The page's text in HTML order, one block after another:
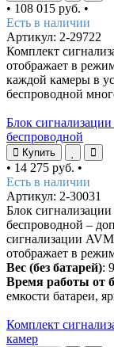
• 108 015 руб. •
Есть в наличии
Артикул: 2-29722
Комплект
отображает в
каждой камеры в
беспроводной
Блок
беспроводной
Купить
• 14 275 руб. •
Есть в наличии
Артикул: 2-30031
Блок
беспроводной –
сигнализации
отображает в
Вес (без батарей):
Время работы от
емкости батареи,
Комплект
камер